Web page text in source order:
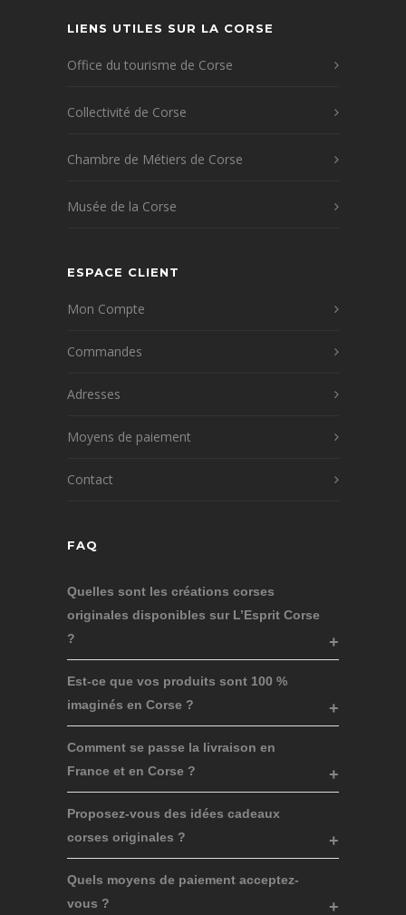
LIENS UTILES SUR LA CORSE
Office du tourisme de Corse
Collectivité de Corse
Chambre de Métiers de Corse
Musée de la Corse
ESPACE CLIENT
Mon Compte
Commandes
Adresses
Moyens de paiement
Contact
FAQ
Quelles sont les créations corses
originales disponibles sur L’Esprit Corse
?
Est-ce que vos produits sont 100 %
imaginés en Corse ?
Comment se passe la livraison en
France et en Corse ?
Proposez-vous des idées cadeaux
corses originales ?
Quels moyens de paiement acceptez-
vous ?